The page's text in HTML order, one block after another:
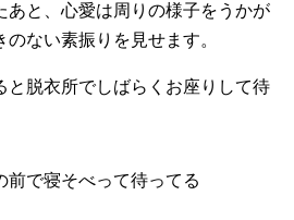
あと、心愛は周りの様子をうかが
ない素振りを見せます。
と脱衣所でしばらくお座りして待
前で寝そべって待ってる